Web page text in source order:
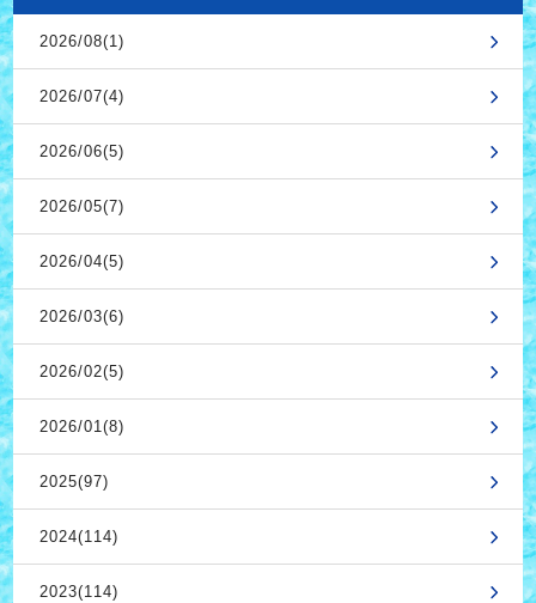
2026/08(1)
2026/07(4)
2026/06(5)
2026/05(7)
2026/04(5)
2026/03(6)
2026/02(5)
2026/01(8)
2025(97)
2024(114)
2023(114)